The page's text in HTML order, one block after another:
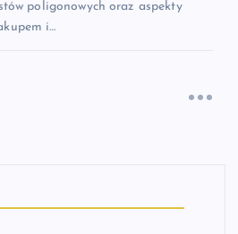
poligonowych oraz aspekty
i…